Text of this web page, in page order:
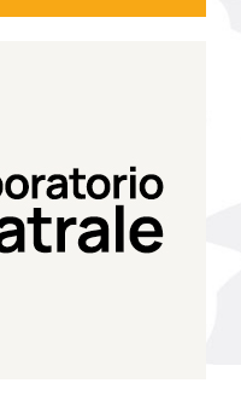
di teatro del
Eduardo de Filippo